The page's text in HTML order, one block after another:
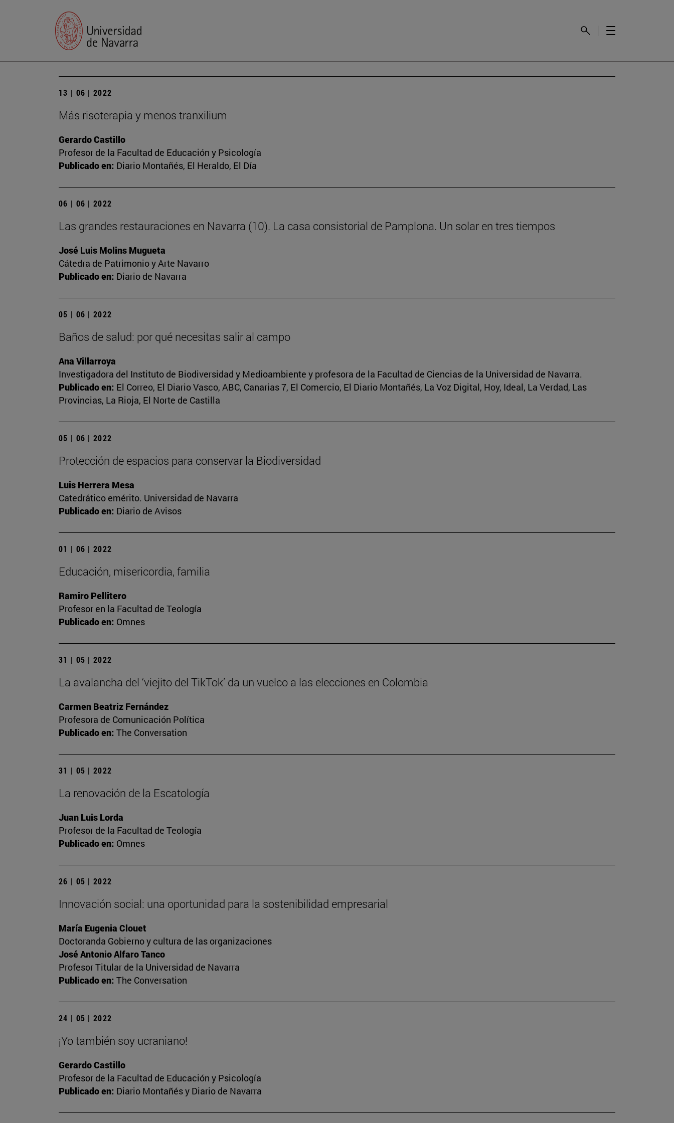
13 | 06 | 2022
Más risoterapia y menos tranxilium
Gerardo Castillo
Profesor de la Facultad de Educación y Psicología
Publicado en: Diario Montañés, El Heraldo, El Día
06 | 06 | 2022
Las grandes restauraciones en Navarra (10). La casa consistorial de Pamplona. Un solar en tres tiempos
José Luis Molins Mugueta
Cátedra de Patrimonio y Arte Navarro
Publicado en: Diario de Navarra
05 | 06 | 2022
Baños de salud: por qué necesitas salir al campo
Ana Villarroya
Investigadora del Instituto de Biodiversidad y Medioambiente y profesora de la Facultad de Ciencias de la Universidad de Navarra.
Publicado en: El Correo, El Diario Vasco, ABC, Canarias 7, El Comercio, El Diario Montañés, La Voz Digital, Hoy, Ideal, La Verdad, Las
Provincias, La Rioja, El Norte de Castilla
05 | 06 | 2022
Protección de espacios para conservar la Biodiversidad
Luis Herrera Mesa
Catedrático emérito. Universidad de Navarra
Publicado en: Diario de Avisos
01 | 06 | 2022
Educación, misericordia, familia
Ramiro Pellitero
Profesor en la Facultad de Teología
Publicado en: Omnes
31 | 05 | 2022
La avalancha del ‘viejito del TikTok’ da un vuelco a las elecciones en Colombia
Carmen Beatriz Fernández
Profesora de Comunicación Política
Publicado en: The Conversation
31 | 05 | 2022
La renovación de la Escatología
Juan Luis Lorda
Profesor de la Facultad de Teología
Publicado en: Omnes
26 | 05 | 2022
Innovación social: una oportunidad para la sostenibilidad empresarial
María Eugenia Clouet
Doctoranda Gobierno y cultura de las organizaciones
José Antonio Alfaro Tanco
Profesor Titular de la Universidad de Navarra
Publicado en: The Conversation
24 | 05 | 2022
¡Yo también soy ucraniano!
Gerardo Castillo
Profesor de la Facultad de Educación y Psicología
Publicado en: Diario Montañés y Diario de Navarra